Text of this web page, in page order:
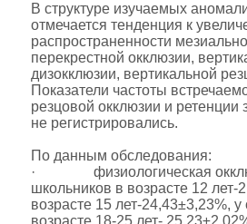
В структуре изучаемых
отмечается тенденция к
распространенности
перекрестной окклюзии,
дизокклюзии, вертикальной
Показатели частоты
резцовой окклюзии и ретенции
не регистрировались.
По данным обследования:
· физиологическая
школьников в возрасте 12 лет-
возрасте 15 лет-24,43±3,23%, у